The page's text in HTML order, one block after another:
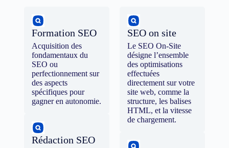
Formation SEO
Acquisition des
fondamentaux du
SEO ou
perfectionnement sur
des aspects
spécifiques pour
gagner en autonomie.
Rédaction SEO
SEO on site
Le SEO On-Site
désigne l’ensemble
des optimisations
effectuées
directement sur votre
site web, comme la
structure, les balises
HTML, et la vitesse
de chargement.